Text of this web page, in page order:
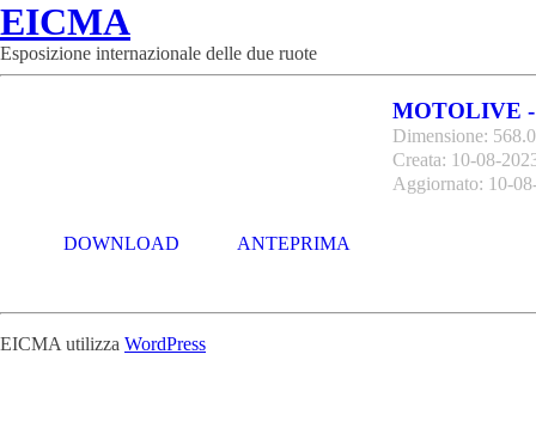
EICMA
Esposizione internazionale delle due ruote
MOTOLIVE -
Dimensione:
Creata: 10-08-
Aggiornato: 10-
DOWNLOAD ANTEPRIMA
EICMA utilizza WordPress